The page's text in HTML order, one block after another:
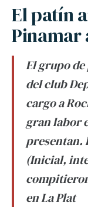
El patín
El grupo
del club
cargo a
gran labor
presentan.
(Inicial,
en La Plat